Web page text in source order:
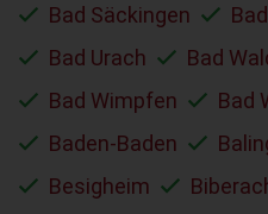
Bad Säckingen
Bad Urach
Bad
Bad Wimpfen
Bad
Baden-Baden
Besigheim